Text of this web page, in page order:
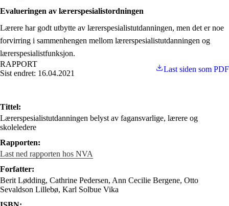
Evalueringen av lærerspesialistordningen
Lærere har godt utbytte av lærerspesialistutdanningen, men det er noe
forvirring i sammenhengen mellom lærerspesialistutdanningen og
lærerspesialistfunksjon.
RAPPORT
Sist endret: 16.04.2021
Last siden som PDF
Tittel:
Lærerspesialistutdanningen belyst av fagansvarlige, lærere og
skoleledere
Rapporten:
Last ned rapporten hos NVA
Forfatter:
Berit Lødding, Cathrine Pedersen, Ann Cecilie Bergene, Otto
Sevaldson Lillebø, Karl Solbue Vika